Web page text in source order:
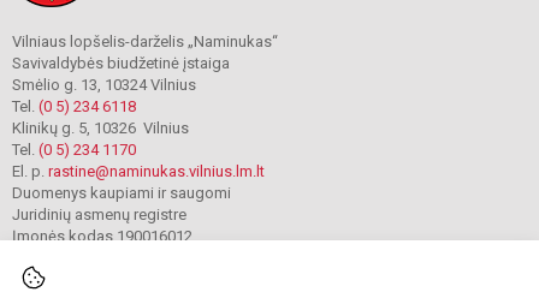
Vilniaus lopšelis-darželis „Naminukas“
Savivaldybės biudžetinė įstaiga
Smėlio g. 13, 10324 Vilnius
Tel. (0 5) 234 6118
Klinikų g. 5, 10326 Vilnius
Tel. (0 5) 234 1170
El. p. rastine@naminukas.vilnius.lm.lt
Duomenys kaupiami ir saugomi
Juridinių asmenų registre
Įmonės kodas 190016012